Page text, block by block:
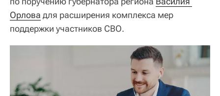
Орлова для расширения комплекса мер
поддержки участников СВО.